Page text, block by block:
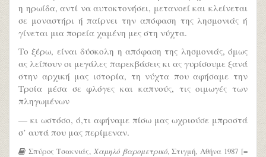
η ηρωίδα, αντί να αυτοκτονήσει, μετανοεί και κλείνεται
σε μοναστήρι ή παίρνει την απόφαση της λησμονιάς ή
γίνεται μια πορεία χαμένη μες στη νύχτα.
Το ξέρω, είναι δύσκολη η απόφαση της λησμονιάς, όμως
ας λείπουν οι μεγάλες παρεκβάσεις κι ας γυρίσουμε ξανά
στην αρχική μας ιστορία, τη νύχτα που αφήσαμε την
Τροία μέσα σε φλόγες και καπνούς, τις οιμωγές των
πληγωμένων
— κι ωστόσο, ό,τι αφήναμε πίσω μας ωχριούσε μπροστά
σ’ αυτά που μας περίμεναν.
Σπύρος Τσακνιάς, Χαμηλό βαρομετρικό, Στιγμή, Αθήνα 1987 [=